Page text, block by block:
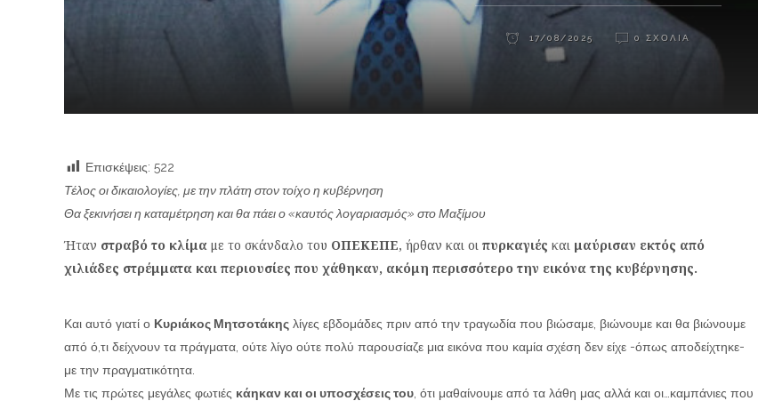
17/08/2025 0 ΣΧΌΛΙΑ
Επισκέψεις: 522
Τέλος οι δικαιολογίες, με την πλάτη στον τοίχο η κυβέρνηση
Θα ξεκινήσει η καταμέτρηση και θα πάει ο «καυτός λογαριασμός» στο Μαξίμου
Ήταν στραβό το κλίμα με το σκάνδαλο του ΟΠΕΚΕΠΕ, ήρθαν και οι πυρκαγιές και μαύρισαν εκτός από
χιλιάδες στρέμματα και περιουσίες που χάθηκαν, ακόμη περισσότερο την εικόνα της κυβέρνησης.
Και αυτό γιατί ο Κυριάκος Μητσοτάκης λίγες εβδομάδες πριν από την τραγωδία που βιώσαμε, βιώνουμε και θα βιώνουμε
από ό,τι δείχνουν τα πράγματα, ούτε λίγο ούτε πολύ παρουσίαζε μια εικόνα που καμία σχέση δεν είχε -όπως αποδείχτηκε-
με την πραγματικότητα.
Με τις πρώτες μεγάλες φωτιές κάηκαν και οι υποσχέσεις του , ότι μαθαίνουμε από τα λάθη μας αλλά και οι…καμπάνιες που